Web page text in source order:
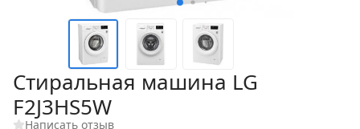
Стиральная машина LG
F2J3HS5W
Написать отзыв